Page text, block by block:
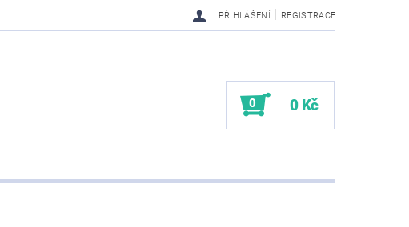
PŘIHLÁŠENÍ | REGISTRACE
0 0 Kč